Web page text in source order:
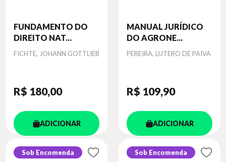
FUNDAMENTO DO
DIREITO NAT...
Autor
FICHTE, JOHANN GOTTLIEB
R$ 180,00
ADICIONAR
MANUAL JURÍDICO
DO AGRONE...
Autor
PEREIRA, LUTERO DE PAIVA
R$ 109,90
ADICIONAR
Sob Encomenda Sob Encomenda